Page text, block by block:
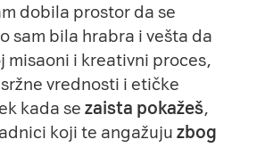
dobila prostor da se
sam bila hrabra i vešta da
misaoni i kreativni proces,
vrednosti i etičke
kada sezaista pokažeš,
koji te angažujuzbog